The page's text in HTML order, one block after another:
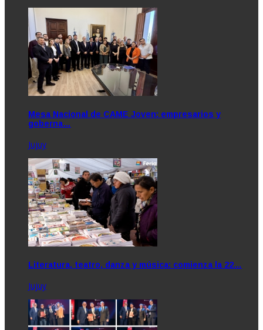
Mesa Nacional de CAME Joven: empresarios y
goberna…
Jujuy
Literatura, teatro, danza y música: comienza la 22…
Jujuy